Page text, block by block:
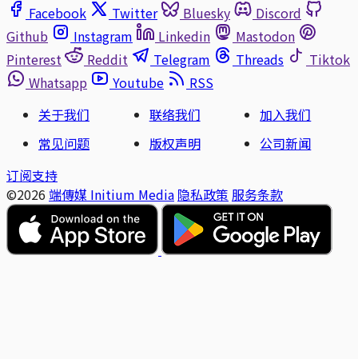
Facebook
Twitter Bluesky
Discord
Github
Instagram Linkedin
Mastodon
Pinterest
Reddit Telegram Threads
Tiktok
Whatsapp
Youtube
RSS
关于我们
联络我们
加入我们
常见问题
版权声明
公司新闻
订阅支持
©2026 端傳媒 Initium Media 隐私政策 服务条款